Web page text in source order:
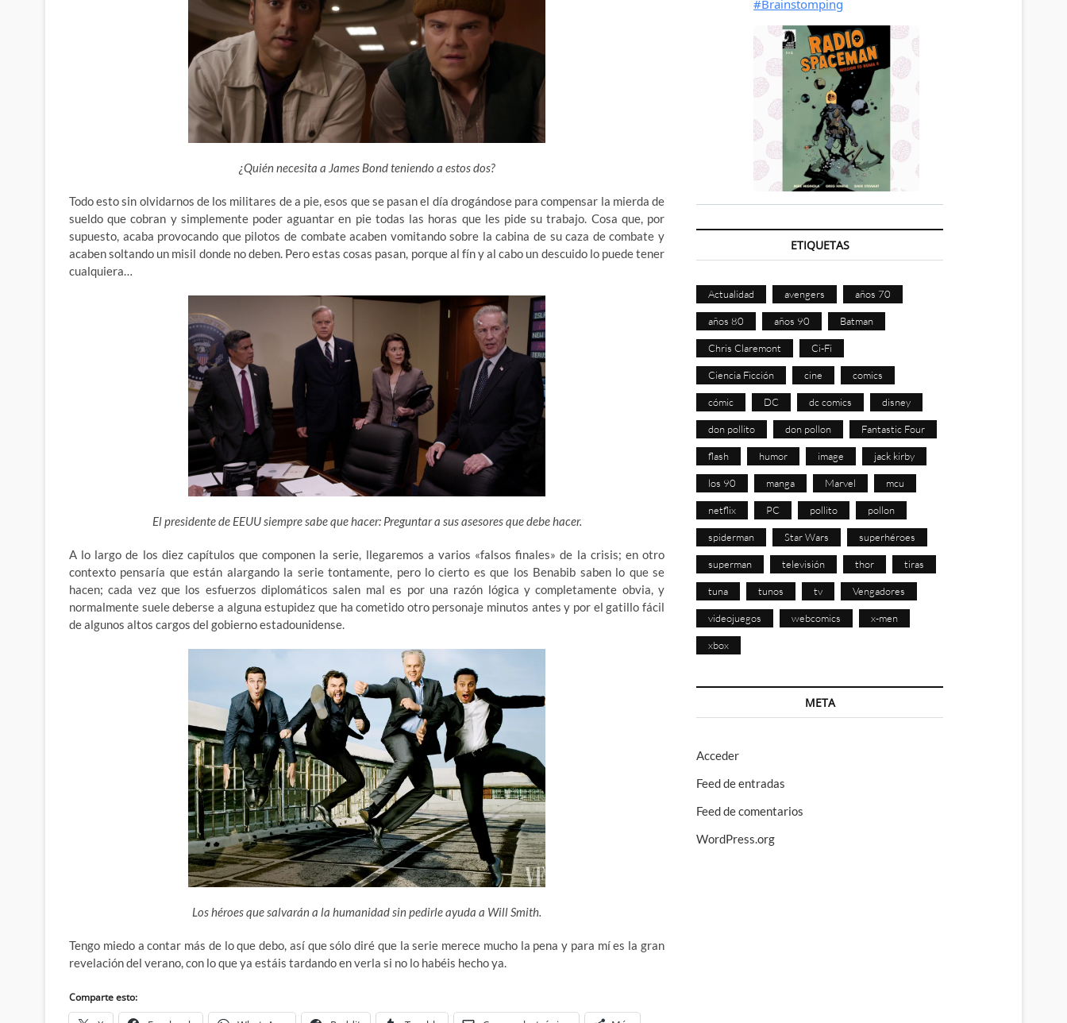
¿Quién necesita a James Bond teniendo a estos dos?
Todo esto sin olvidarnos de los militares de a pie, esos que se pasan el día drogándose para compensar la mierda de
sueldo que cobran y simplemente poder aguantar en pie todas las horas que les pide su trabajo. Cosa que, por
supuesto, acaba provocando que pilotos de combate acaben vomitando sobre la cabina de su caza de combate y
acaben soltando un misil donde no deben. Pero estas cosas pasan, porque al fín y al cabo un descuido lo puede tener
cualquiera…
El presidente de EEUU siempre sabe que hacer: Preguntar a sus asesores que debe hacer.
A lo largo de los diez capítulos que componen la serie, llegaremos a varios «falsos finales» de la crisis; en otro
contexto pensaría que están alargando la serie tontamente, pero lo cierto es que los Benabib saben lo que se
hacen; cada vez que los esfuerzos diplomáticos salen mal es por una razón lógica y completamente obvia, y
normalmente suele deberse a alguna estupidez que ha cometido otro personaje minutos antes y por el gatillo fácil
de algunos altos cargos del gobierno estadounidense.
Los héroes que salvarán a la humanidad sin pedirle ayuda a Will Smith.
Tengo miedo a contar más de lo que debo, así que sólo diré que la serie merece mucho la pena y para mí es la gran
revelación del verano, con lo que ya estáis tardando en verla si no lo habéis hecho ya.
Comparte esto:
ETIQUETAS
Actualidad avengers años 70
años 80 años 90 Batman
Chris Claremont Ci-Fi
Ciencia Ficción cine comics
cómic DC dc comics disney
don pollito don pollon Fantastic Four
flash humor image jack kirby
los 90 manga Marvel mcu
netflix PC pollito pollon
spiderman Star Wars superhéroes
superman televisión thor tiras
tuna tunos tv Vengadores
videojuegos webcomics x-men
xbox
META
Acceder
Feed de entradas
Feed de comentarios
WordPress.org